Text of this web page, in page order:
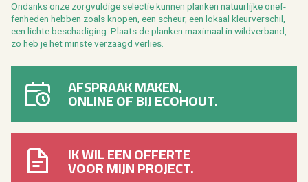
On­danks onze zorg­vul­di­ge se­lec­tie kun­nen plan­ken na­tuur­lij­ke on­ef­
fen­he­den heb­ben zoals kno­pen, een scheur, een lo­kaal kleur­ver­schil,
een lich­te be­scha­di­ging. Plaats de plan­ken maxi­maal in wild­ver­band,
zo heb je het min­ste ver­zaagd ver­lies.
AFSPRAAK MAKEN,
ONLINE OF BIJ ECOHOUT.
IK WIL EEN OFFERTE
VOOR MIJN PROJECT.